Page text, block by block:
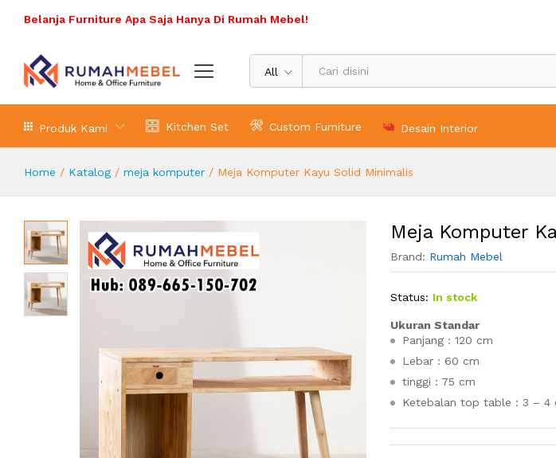
Belanja Furniture Apa Saja Hanya Di Rumah Mebel!
All
Produk Kami Kitchen Set Custom Furniture Desain Interior
Home / Katalog / meja komputer / Meja Komputer Kayu Solid Minimalis
Meja Komputer
Brand: Rumah Mebel
Status: In stock
Ukuran Standar
Panjang : 120 cm
Lebar : 60 cm
tinggi : 75 cm
Ketebalan top table : 3 – 4
Deskripsi Produk